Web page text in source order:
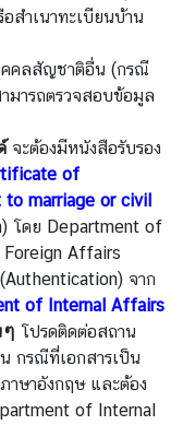
สำเนาทะเบียนบ้าน
คลสัญชาติอื่น (กรณี
มารถตรวจสอบข้อมูล
จะต้องมีหนังสือรับรอง
of
marriage or civil
โดย Department of
Affairs
จาก
of Internal Affairs
ๆ โปรดติดต่อสถาน
กรณีที่เอกสารเป็น
ษาอังกฤษ และต้อง
of Internal